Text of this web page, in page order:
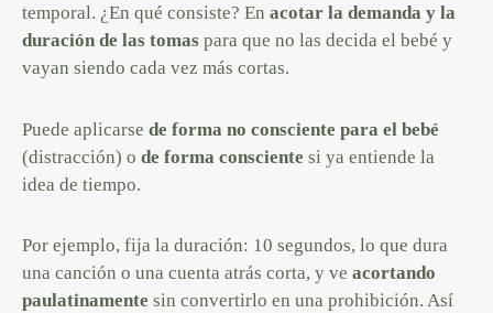
temporal. ¿En qué consiste? En acotar la demanda y la
duración de las tomas para que no las decida el bebé y
vayan siendo cada vez más cortas.
Puede aplicarse de forma no consciente para el bebé
(distracción) o de forma consciente si ya entiende la
idea de tiempo.
Por ejemplo, fija la duración: 10 segundos, lo que dura
una canción o una cuenta atrás corta, y ve acortando
paulatinamente sin convertirlo en una prohibición. Así